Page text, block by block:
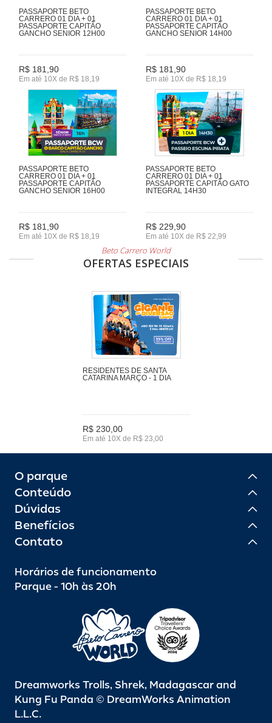
PASSAPORTE BETO
CARRERO 01 DIA + 01
PASSAPORTE CAPITÃO
GANCHO SENIOR 12H00
R$ 181,90
Em até 10X de R$ 18,19
PASSAPORTE BETO
CARRERO 01 DIA + 01
PASSAPORTE CAPITÃO
GANCHO SENIOR 14H00
R$ 181,90
Em até 10X de R$ 18,19
PASSAPORTE BETO
CARRERO 01 DIA + 01
PASSAPORTE CAPITÃO
GANCHO SENIOR 16H00
R$ 181,90
Em até 10X de R$ 18,19
PASSAPORTE BETO
CARRERO 01 DIA + 01
PASSAPORTE CAPITÃO GATO
INTEGRAL 14H30
R$ 229,90
Em até 10X de R$ 22,99
Beto Carrero World
OFERTAS ESPECIAIS
RESIDENTES DE SANTA
CATARINA MARÇO - 1 DIA
R$ 230,00
Em até 10X de R$ 23,00
O parque
Conteúdo
Dúvidas
Benefícios
Contato
Horários de funcionamento
Parque - 10h às 20h
Dreamworks Trolls, Shrek, Madagascar and
Kung Fu Panda © DreamWorks Animation
L.L.C.